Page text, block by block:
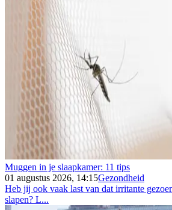
Muggen in je slaapkamer: 11 tips
01 augustus 2026, 14:15Gezondheid
Heb jij ook vaak last van dat irritante
slapen? L...